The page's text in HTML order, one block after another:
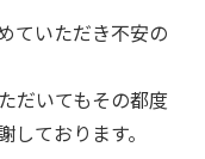
ていただき不安の
だいてもその都度
ております。